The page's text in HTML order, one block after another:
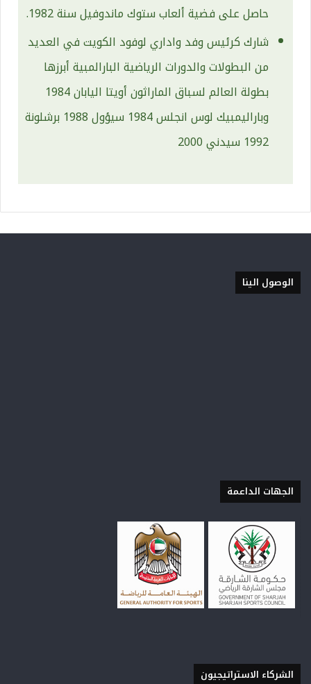
حاصل على فضية ألعاب ستوك ماندوفيل سنة 1982.
شارك كرئيس وفد واداري لوفود الكويت في العديد
من البطولات والدورات الرياضية البارالمبية أبرزها
بطولة العالم لسباق الماراثون أويتا اليابان 1984
وباراليمبيك لوس انجلس 1984 سيؤول 1988 برشلونة
1992 سيدني 2000
الوصول الينا
الجهات الداعمة
الشركاء الاستراتيجيون